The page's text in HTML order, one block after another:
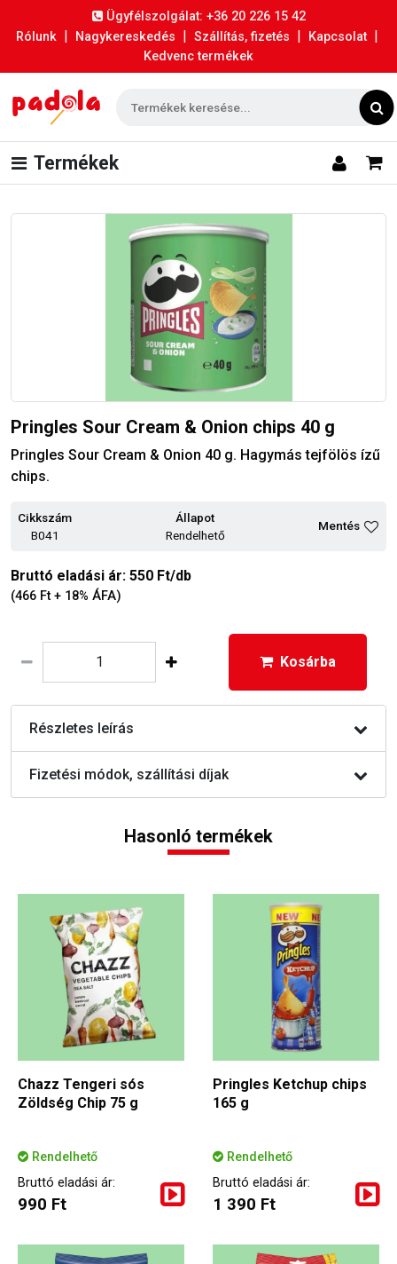
Ügyfélszolgálat: +36 20 226 15 42
Rólunk | Nagykereskedés | Szállítás, fizetés | Kapcsolat |
Kedvenc termékek
Termékek
Pringles Sour Cream & Onion chips 40 g
Pringles Sour Cream & Onion 40 g. Hagymás tejfölös ízű
chips.
Cikkszám
B041
Állapot
Rendelhető
Mentés
Bruttó eladási ár: 550 Ft/db
(466 Ft + 18% ÁFA)
Kosárba
Részletes leírás
Fizetési módok, szállítási díjak
Hasonló termékek
Chazz Tengeri sós
Zöldség Chip 75 g
Rendelhető
Bruttó eladási ár:
990 Ft
Pringles Ketchup chips
165 g
Rendelhető
Bruttó eladási ár:
1 390 Ft